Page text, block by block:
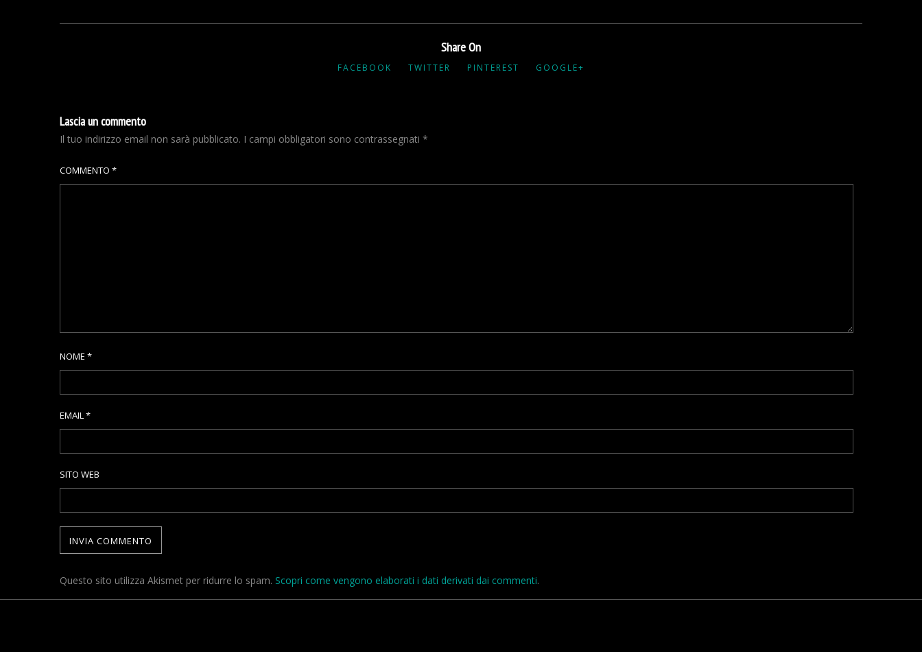
Share On
FACEBOOK TWITTER PINTEREST GOOGLE+
Lascia un commento
Il tuo indirizzo email non sarà pubblicato. I campi obbligatori sono contrassegnati *
COMMENTO *
NOME *
EMAIL*
SITO WEB
Questo sito utilizza Akismet per ridurre lo spam. Scopri come vengono elaborati i dati derivati dai commenti.